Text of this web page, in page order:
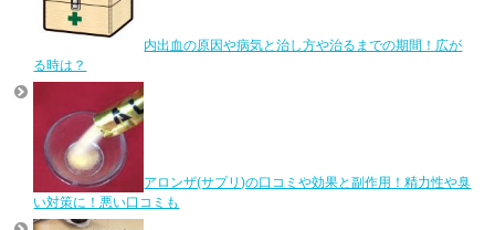
内出血の原因や病気と治し方や治るまでの期間！広が
る時は？
アロンザ(サプリ)の口コミや効果と副作用！精力性や臭
い対策に！悪い口コミも